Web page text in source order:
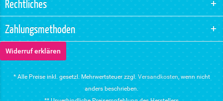
Rechtliches
Zahlungsmethoden
Widerruf erklären
* Alle Preise inkl. gesetzl. Mehrwertsteuer zzgl. Versandkosten, wenn nicht
anders beschrieben.